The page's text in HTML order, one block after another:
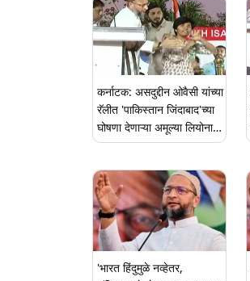
कर्नाटक: असदुद्दीन ओवैसी यांच्या
रॅलीत 'पाकिस्तान जिंदाबाद'च्या
घोषणा देणाऱ्या अमूल्या लियोना
हिला जामीन मंजूर
'भारत हिंदुमुळे नव्हेतर,